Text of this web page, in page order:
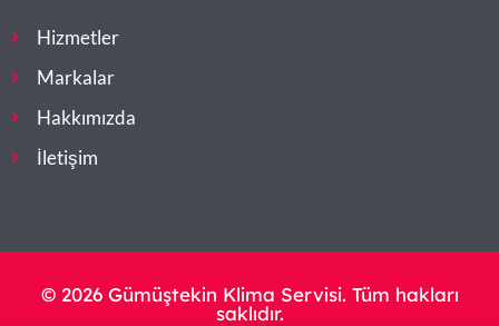
Hizmetler
Markalar
Hakkımızda
İletişim
© 2026 Gümüştekin Klima Servisi. Tüm hakları
saklıdır.